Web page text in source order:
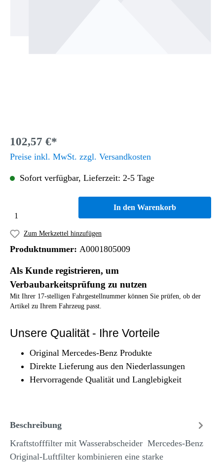
102,57 €*
Preise inkl. MwSt. zzgl. Versandkosten
Sofort verfügbar, Lieferzeit: 2-5 Tage
In den Warenkorb
Zum Merkzettel hinzufügen
Produktnummer: A0001805009
Als Kunde registrieren, um
Verbaubarkeitsprüfung zu nutzen
Mit Ihrer 17-stelligen Fahrgestellnummer können Sie prüfen, ob der
Artikel zu Ihrem Fahrzeug passt.
Unsere Qualität - Ihre Vorteile
Original Mercedes-Benz Produkte
Direkte Lieferung aus den Niederlassungen
Hervorragende Qualität und Langlebigkeit
Beschreibung
Kraftstofffilter mit Wasserabscheider Mercedes-Benz
Original-Luftfilter kombinieren eine starke